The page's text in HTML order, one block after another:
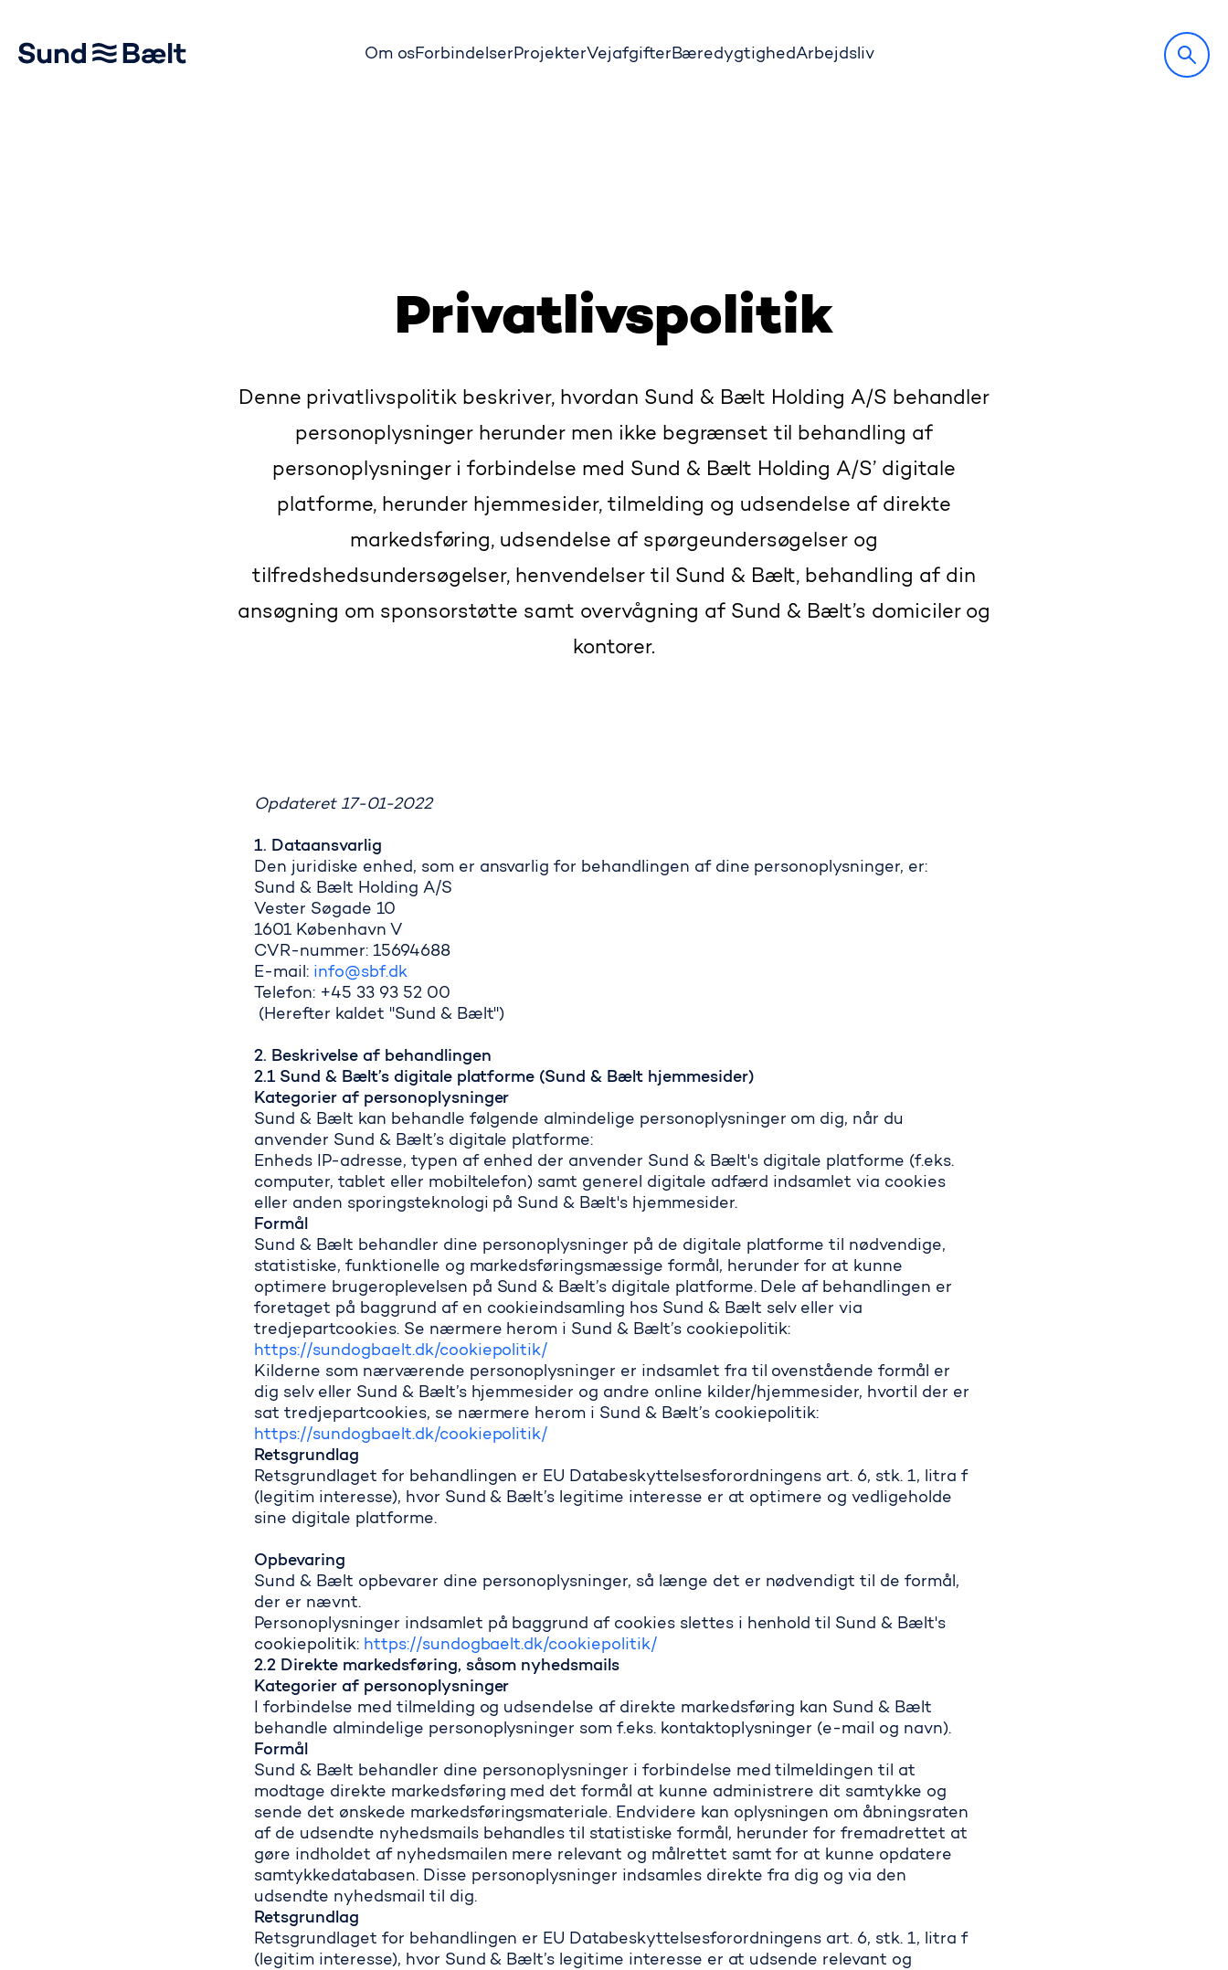
Om osForbindelser ProjekterVejafgifter BæredygtighedArbejdsliv
Privatlivspolitik
Denne privatlivspolitik beskriver, hvordan Sund & Bælt Holding A/S behandler
personoplysninger herunder men ikke begrænset til behandling af
personoplysninger i forbindelse med Sund & Bælt Holding A/S’ digitale
platforme, herunder hjemmesider, tilmelding og udsendelse af direkte
markedsføring, udsendelse af spørgeundersøgelser og
tilfredshedsundersøgelser, henvendelser til Sund & Bælt, behandling af din
ansøgning om sponsorstøtte samt overvågning af Sund & Bælt’s domiciler og
kontorer.
Opdateret 17-01-2022
1. Dataansvarlig
Den juridiske enhed, som er ansvarlig for behandlingen af dine personoplysninger, er:
Sund & Bælt Holding A/S
Vester Søgade 10
1601 København V
CVR-nummer: 15694688
E-mail: info@sbf.dk
Telefon: +45 33 93 52 00
(Herefter kaldet "Sund & Bælt")
2. Beskrivelse af behandlingen
2.1 Sund & Bælt’s digitale platforme (Sund & Bælt hjemmesider)
Kategorier af personoplysninger
Sund & Bælt kan behandle følgende almindelige personoplysninger om dig, når du
anvender Sund & Bælt’s digitale platforme:
Enheds IP-adresse, typen af enhed der anvender Sund & Bælt's digitale platforme (f.eks.
computer, tablet eller mobiltelefon) samt generel digitale adfærd indsamlet via cookies
eller anden sporingsteknologi på Sund & Bælt's hjemmesider.
Formål
Sund & Bælt behandler dine personoplysninger på de digitale platforme til nødvendige,
statistiske, funktionelle og markedsføringsmæssige formål, herunder for at kunne
optimere brugeroplevelsen på Sund & Bælt’s digitale platforme. Dele af behandlingen er
foretaget på baggrund af en cookieindsamling hos Sund & Bælt selv eller via
tredjepartcookies. Se nærmere herom i Sund & Bælt’s cookiepolitik:
https://sundogbaelt.dk/cookiepolitik/
Kilderne som nærværende personoplysninger er indsamlet fra til ovenstående formål er
dig selv eller Sund & Bælt’s hjemmesider og andre online kilder/hjemmesider, hvortil der er
sat tredjepartcookies, se nærmere herom i Sund & Bælt’s cookiepolitik:
https://sundogbaelt.dk/cookiepolitik/
Retsgrundlag
Retsgrundlaget for behandlingen er EU Databeskyttelsesforordningens art. 6, stk. 1, litra f
(legitim interesse), hvor Sund & Bælt’s legitime interesse er at optimere og vedligeholde
sine digitale platforme.
Opbevaring
Sund & Bælt opbevarer dine personoplysninger, så længe det er nødvendigt til de formål,
der er nævnt.
Personoplysninger indsamlet på baggrund af cookies slettes i henhold til Sund & Bælt's
cookiepolitik: https://sundogbaelt.dk/cookiepolitik/
2.2 Direkte markedsføring, såsom nyhedsmails
Kategorier af personoplysninger
I forbindelse med tilmelding og udsendelse af direkte markedsføring kan Sund & Bælt
behandle almindelige personoplysninger som f.eks. kontaktoplysninger (e-mail og navn).
Formål
Sund & Bælt behandler dine personoplysninger i forbindelse med tilmeldingen til at
modtage direkte markedsføring med det formål at kunne administrere dit samtykke og
sende det ønskede markedsføringsmateriale. Endvidere kan oplysningen om åbningsraten
af de udsendte nyhedsmails behandles til statistiske formål, herunder for fremadrettet at
gøre indholdet af nyhedsmailen mere relevant og målrettet samt for at kunne opdatere
samtykkedatabasen. Disse personoplysninger indsamles direkte fra dig og via den
udsendte nyhedsmail til dig.
Retsgrundlag
Retsgrundlaget for behandlingen er EU Databeskyttelsesforordningens art. 6, stk. 1, litra f
(legitim interesse), hvor Sund & Bælt’s legitime interesse er at udsende relevant og